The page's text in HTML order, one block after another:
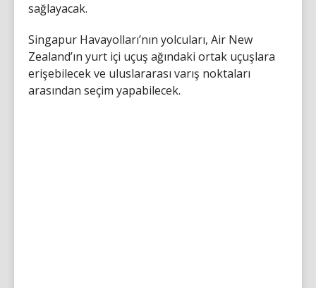
sağlayacak.
Singapur Havayolları’nın yolcuları, Air New
Zealand’ın yurt içi uçuş ağındaki ortak uçuşlara
erişebilecek ve uluslararası varış noktaları
arasından seçim yapabilecek.